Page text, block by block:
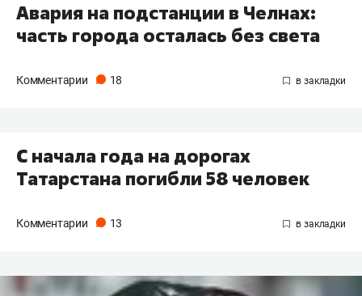
Авария на подстанции в Челнах:
часть города осталась без света
Комментарии 18
С начала года на дорогах
Татарстана погибли 58 человек
Комментарии 13